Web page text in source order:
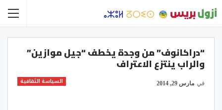
“دراكانوف” من وجدة يخطف “جيل موازين”
والراب ينتزع الاعتراف
السياسة الثقافية في مارس 29, 2014